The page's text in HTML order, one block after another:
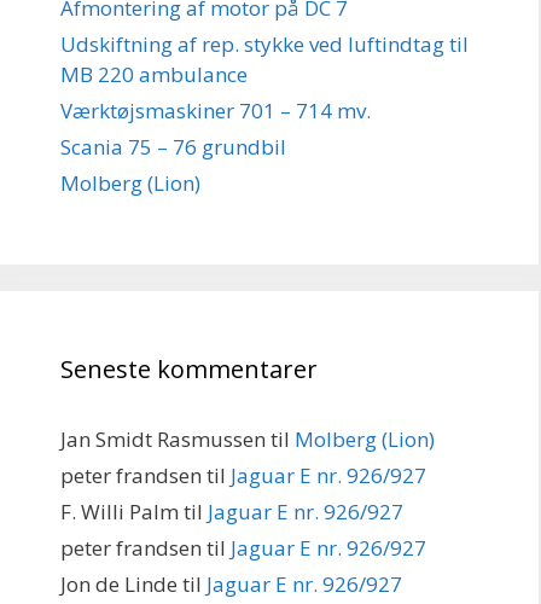
Afmontering af motor på DC 7
Udskiftning af rep. stykke ved luftindtag til
MB 220 ambulance
Værktøjsmaskiner 701 – 714 mv.
Scania 75 – 76 grundbil
Molberg (Lion)
Seneste kommentarer
Jan Smidt Rasmussen til Molberg (Lion)
peter frandsen til Jaguar E nr. 926/927
F. Willi Palm til Jaguar E nr. 926/927
peter frandsen til Jaguar E nr. 926/927
Jon de Linde til Jaguar E nr. 926/927